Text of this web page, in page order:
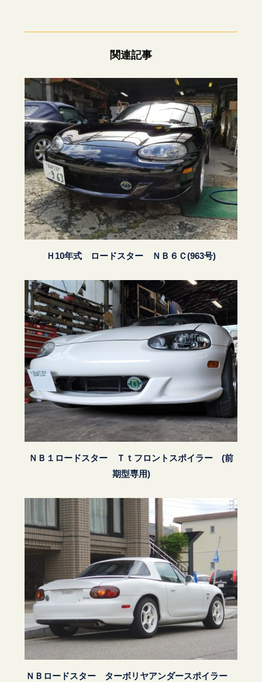
関連記事
Ｈ10年式 ロードスター ＮＢ６Ｃ(963号)
ＮＢ１ロードスター Ｔｔフロントスポイラー (前
期型専用)
ＮＢロードスター ターボリヤアンダースポイラー